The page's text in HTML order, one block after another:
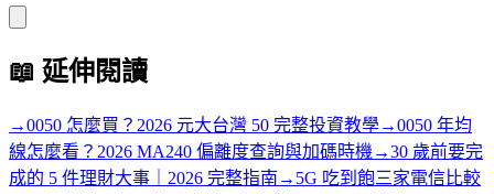
📖 延伸閱讀
→0050 怎麼買？2026 元大台灣 50 完整投資教學→0050 年均
線怎麼看？2026 MA240 偏離度查詢與加碼時機 →30 歲前要完
成的 5 件理財大事｜2026 完整指南 → 5G 吃到飽三家電信比較